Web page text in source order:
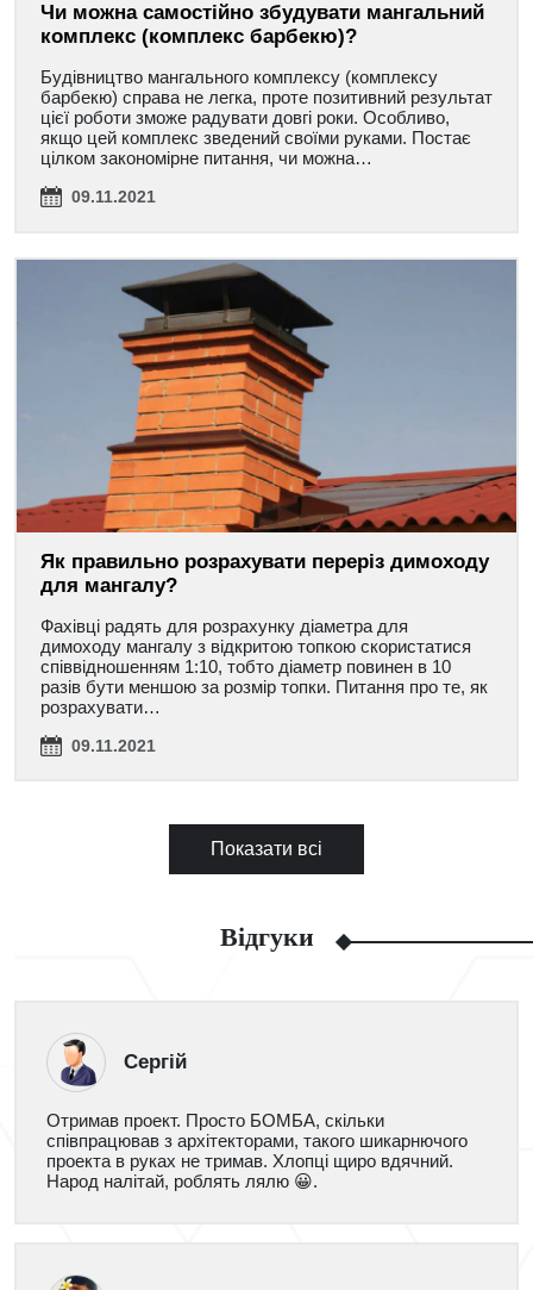
Чи можна самостійно збудувати мангальний
комплекс (комплекс барбекю)?
Будівництво мангального комплексу (комплексу
барбекю) справа не легка, проте позитивний результат
цієї роботи зможе радувати довгі роки. Особливо,
якщо цей комплекс зведений своїми руками. Постає
цілком закономірне питання, чи можна…
09.11.2021
Як правильно розрахувати переріз димоходу
для мангалу?
Фахівці радять для розрахунку діаметра для
димоходу мангалу з відкритою топкою скористатися
співвідношенням 1:10, тобто діаметр повинен в 10
разів бути меншою за розмір топки. Питання про те, як
розрахувати…
09.11.2021
Показати всі
Відгуки
Сергій
Отримав проект. Просто БОМБА, скільки
співпрацював з архітекторами, такого шикарнючого
проекта в руках не тримав. Хлопці щиро вдячний.
Народ налітай, роблять лялю 😀.